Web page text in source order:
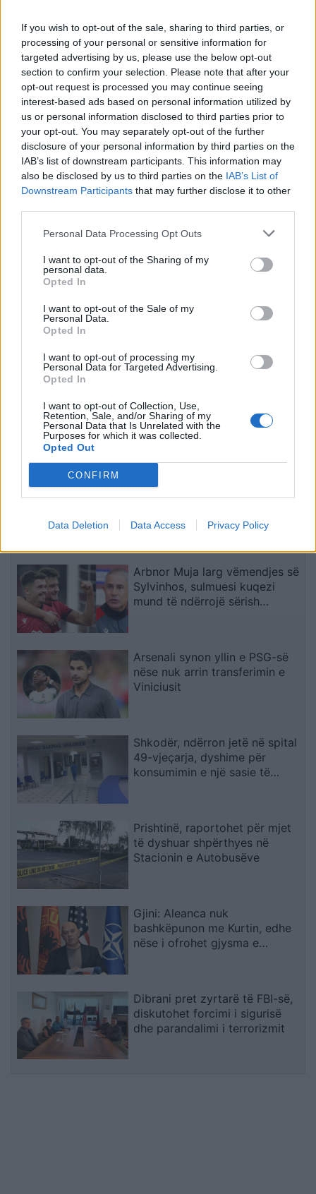
If you wish to opt-out of the sale, sharing to third parties, or
processing of your personal or sensitive information for
targeted advertising by us, please use the below opt-out
section to confirm your selection. Please note that after your
opt-out request is processed you may continue seeing
interest-based ads based on personal information utilized by
us or personal information disclosed to third parties prior to
your opt-out. You may separately opt-out of the further
disclosure of your personal information by third parties on the
IAB’s list of downstream participants. This information may
also be disclosed by us to third parties on the IAB’s List of
Downstream Participants that may further disclose it to other
Personal Data Processing Opt Outs
I want to opt-out of the Sharing of my
personal data.
Opted In
I want to opt-out of the Sale of my
Personal Data.
Opted In
I want to opt-out of processing my
Personal Data for Targeted Advertising.
Opted In
I want to opt-out of Collection, Use,
Retention, Sale, and/or Sharing of my
Personal Data that Is Unrelated with the
Purposes for which it was collected.
Opted Out
CONFIRM
Data Deletion Data Access Privacy Policy
Analiza: Një shqiptar ka
nevojë për 28 mijë dollarë
në vit për të arritur
“pragun e lumturisë”
Trump mohon se SHBA-ja
ka mungesë municionesh:
Burgime të gjata për
publikuesit e deklaratave
tradhtare
Temperaturat mbi 41
Elbasanit kërkojnë freski
në Byshek
“Ermal Beqiri kishte akses
u pasurua”/ Ermal Peçi:
SPAK ka mbërritur në
gjurmët çojnë te Rama
injeksione për të
parandaluar verbërinë te
foshnjat premature
Anthony Faucin fajtor për
shpërfillje të Kongresit
pasi nuk iu përgjigj
të fundit
Të paktën 38 të vrarë dhe 29
të plagosur nga sulmet e
Huthive me raketa dhe dronë
kundër ushtrisë së Jemenit
Arbnor Muja larg vëmendjes së
Sylvinhos, sulmuesi kuqezi
mund të ndërrojë sërish
Arsenali synon yllin e PSG-së
nëse nuk arrin transferimin e
Viniciusit
Shkodër, ndërron jetë në spital
49-vjeçarja, dyshime për
konsumimin e një sasie të
Prishtinë, raportohet për mjet
të dyshuar shpërthyes në
Stacionin e Autobusëve
Gjini: Aleanca nuk
bashkëpunon me Kurtin, edhe
nëse i ofrohet gjysma e
Dibrani pret zyrtarë të FBI-së,
diskutohet forcimi i sigurisë
dhe parandalimi i terrorizmit